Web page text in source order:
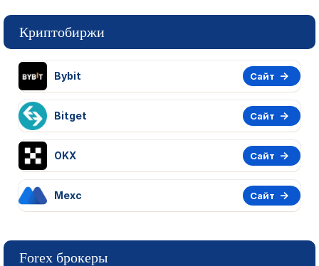
Криптобиржи
Bybit Сайт
Bitget Сайт
OKX Сайт
Mexc Сайт
Forex брокеры